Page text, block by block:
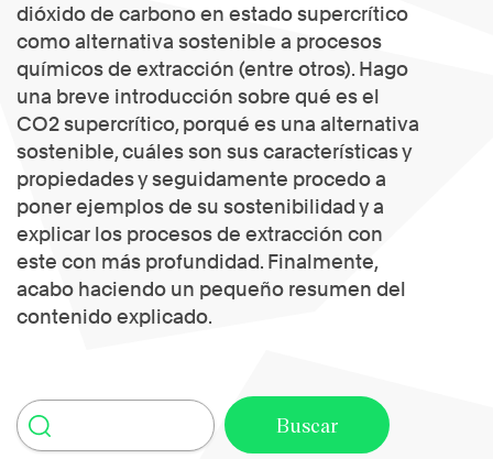
dióxido de carbono en estado supercrítico
como alternativa sostenible a procesos
químicos de extracción (entre otros). Hago
una breve introducción sobre qué es el
CO2 supercrítico, porqué es una alternativa
sostenible, cuáles son sus características y
propiedades y seguidamente procedo a
poner ejemplos de su sostenibilidad y a
explicar los procesos de extracción con
este con más profundidad. Finalmente,
acabo haciendo un pequeño resumen del
contenido explicado.